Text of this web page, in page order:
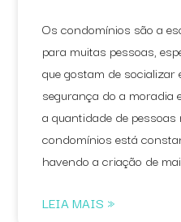
Os condomínios são a
para muitas pessoas,
que gostam de socializar
segurança do a moradia
a quantidade de
condomínios está
havendo a criação de
LEIA MAIS »